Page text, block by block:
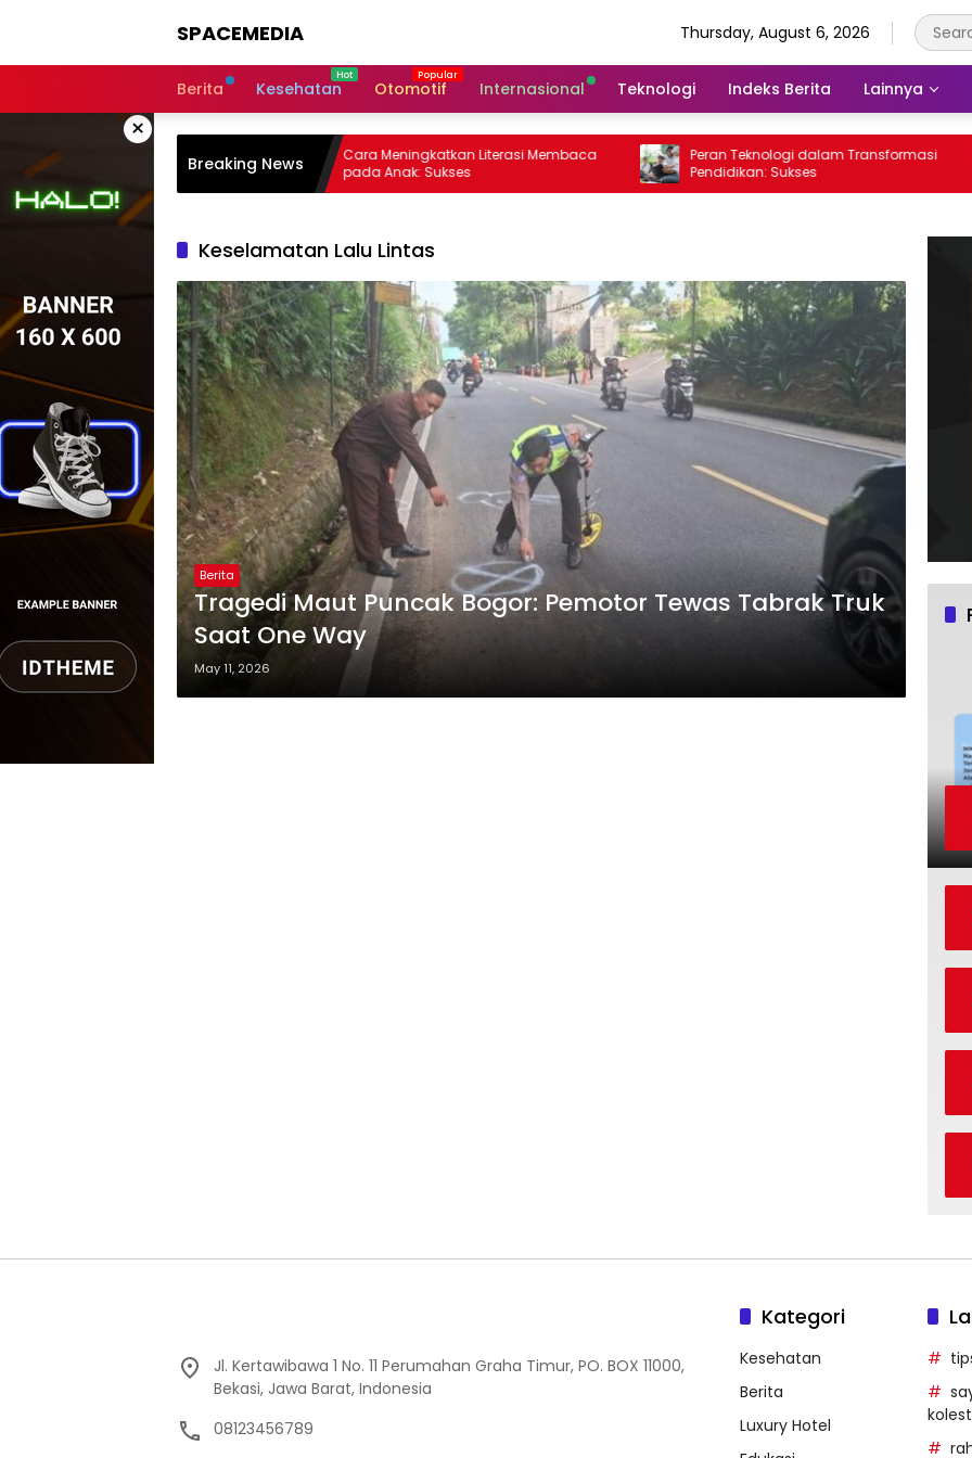
SPACEMEDIA Thursday, August 6, 2026
Berita Kesehatan Otomotif Internasional Teknologi Indeks Berita Lainnya
×
Breaking News
Inklusif bagi Siswa:
Belajar
Cara Meningkatkan Literasi Membaca
pada Anak: Sukses
Peran Teknologi dalam Transformasi
Pendidikan: Sukses
Keselamatan Lalu Lintas
Berita
Tragedi Maut Puncak Bogor: Pemotor Tewas Tabrak Truk
Saat One Way
May 11, 2026
Jl. Kertawibawa 1 No. 11 Perumahan Graha Timur, PO. BOX 11000,
Bekasi, Jawa Barat, Indonesia
08123456789
Kategori
Kesehatan
Berita
Luxury Hotel